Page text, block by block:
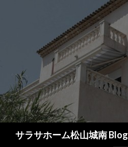
サラサホーム松山城南 Blog